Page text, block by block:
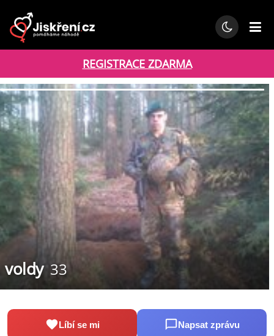
REGISTRACE ZDARMA
voldy 33
Líbí se mi Napsat zprávu